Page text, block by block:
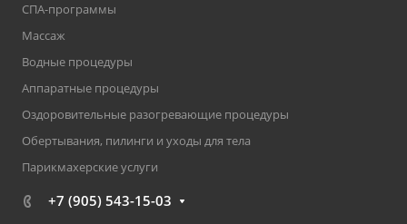
СПА-программы
Массаж
Водные процедуры
Аппаратные процедуры
Оздоровительные разогревающие процедуры
Обертывания, пилинги и уходы для тела
Парикмахерские услуги
+7 (905) 543-15-03